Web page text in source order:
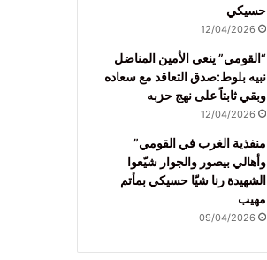
حسيكي
12/04/2026
“القومي” ينعى الأمين المناضل
نبيه بلوط:صدق التعاقد مع سعاده
وبقي ثابتاً على نهج حزبه
12/04/2026
منفذية الغرب في القومي”
وأهالي بيصور والجوار شيّعوا
الشهيدة رنا شيّا حسيكي بمأتم
مهيب
09/04/2026